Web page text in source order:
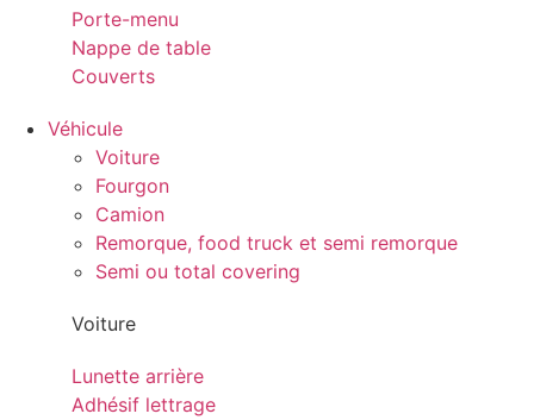
Porte-menu
Nappe de table
Couverts
Véhicule
Voiture
Fourgon
Camion
Remorque, food truck et semi remorque
Semi ou total covering
Voiture
Lunette arrière
Adhésif lettrage